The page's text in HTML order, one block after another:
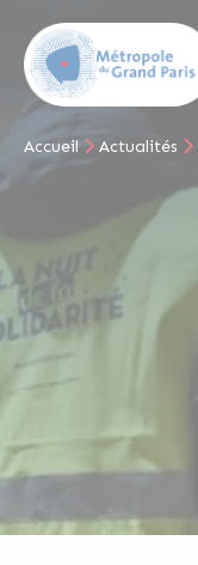
Accueil Actualités